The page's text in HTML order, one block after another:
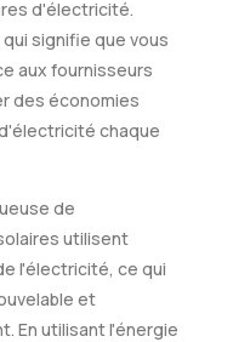
d'électricité.
signifie que vous
aux fournisseurs
des économies
chaque
de
utilisent
l'électricité, ce qui
et
En utilisant l'énergie